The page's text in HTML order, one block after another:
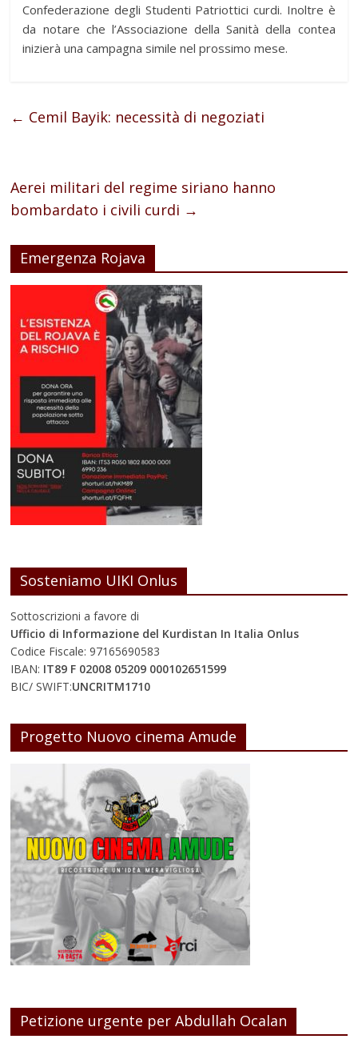
Confederazione degli Studenti Patriottici curdi. Inoltre è
da notare che l’Associazione della Sanità della contea
inizierà una campagna simile nel prossimo mese.
← Cemil Bayik: necessità di negoziati
Aerei militari del regime siriano hanno
bombardato i civili curdi →
Emergenza Rojava
Sosteniamo UIKI Onlus
Sottoscrizioni a favore di
Ufficio di Informazione del Kurdistan In Italia Onlus
Codice Fiscale: 97165690583
IBAN: IT89 F 02008 05209 000102651599
BIC/ SWIFT:UNCRITM1710
Progetto Nuovo cinema Amude
Petizione urgente per Abdullah Ocalan